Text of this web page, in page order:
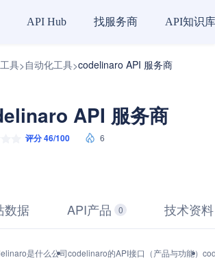
API Hub 找服务商 API知识库
具>自动化工具>codelinaro API 服务商
API 服务商
评分 46/100 6
数据 API产品 0 技术资料
是什么公司codelinaro的API接口（产品与功能）